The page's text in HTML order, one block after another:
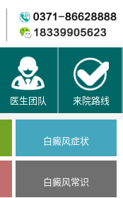
医生团队 来院路线
白癜风症状
白癜风常识